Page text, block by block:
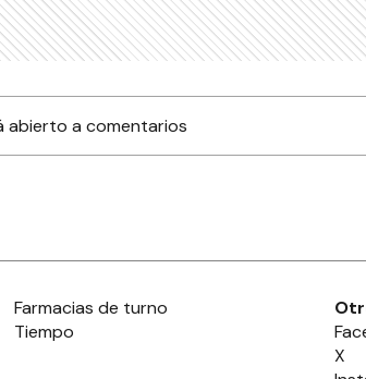
abierto a comentarios
Farmacias de turno
Tiempo
X